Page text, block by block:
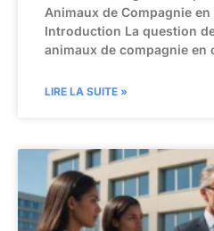
Animaux de Compagnie
Introduction La question
animaux de compagnie en
LIRE LA SUITE »